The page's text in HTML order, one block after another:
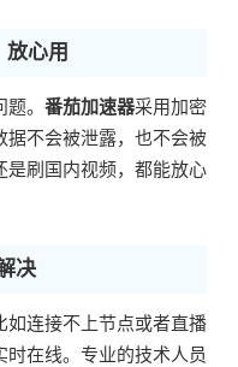
心用
。 番茄加速器采用加密
据不会被泄露，也不会被
是刷国内视频，都能放心
决
如连接不上节点或者直播
时在线。专业的技术人员